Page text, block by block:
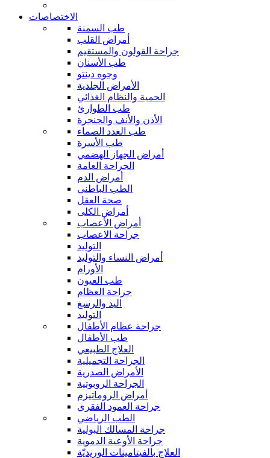
الاختصاصات
طب السمنة
أمراض القلب
جراحة القولون والمستقيم
طب الأسنان
وجوه دينتو
الأمراض الجلدية
الحمية والنظام الغذائي
طب الطوارئ
الأذن والأنف والحنجرة
طب الغدد الصماء
طب الأسرة
أمراض الجهاز الهضمي
الجراحة العامة
أمراض الدم
الطب الباطني
صحة العقل
أمراض الكلى
أمراض الأعصاب
جراحة الاعصاب
التوليد
أمراض النساء والتوليد
الأورام
طب العيون
جراحة العظام
اليد والرسغ
التوليد
جراحة عظام الأطفال
طب الأطفال
العلاج الطبيعي
الجراحة التجميلية
الأمراض الصدرية
الجراحة الروبوتية
أمراض الروماتيزم
جراحة العمود الفقري
الطب الرياضي
جراحة المسالك البولية
جراحة الأوعية الدموية
العلاج بالفيتامينات الوريديّة